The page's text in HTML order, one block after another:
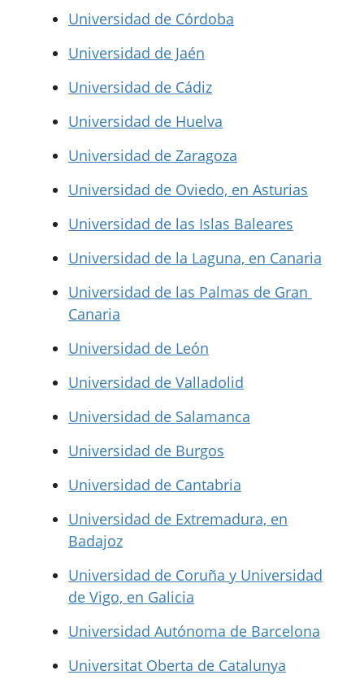
Universidad de Córdoba
Universidad de Jaén
Universidad de Cádiz
Universidad de Huelva
Universidad de Zaragoza
Universidad de Oviedo, en Asturias
Universidad de las Islas Baleares
Universidad de la Laguna, en Canaria
Universidad de las Palmas de Gran
Canaria
Universidad de León
Universidad de Valladolid
Universidad de Salamanca
Universidad de Burgos
Universidad de Cantabria
Universidad de Extremadura, en
Badajoz
Universidad de Coruña y Universidad
de Vigo, en Galicia
Universidad Autónoma de Barcelona
Universitat Oberta de Catalunya